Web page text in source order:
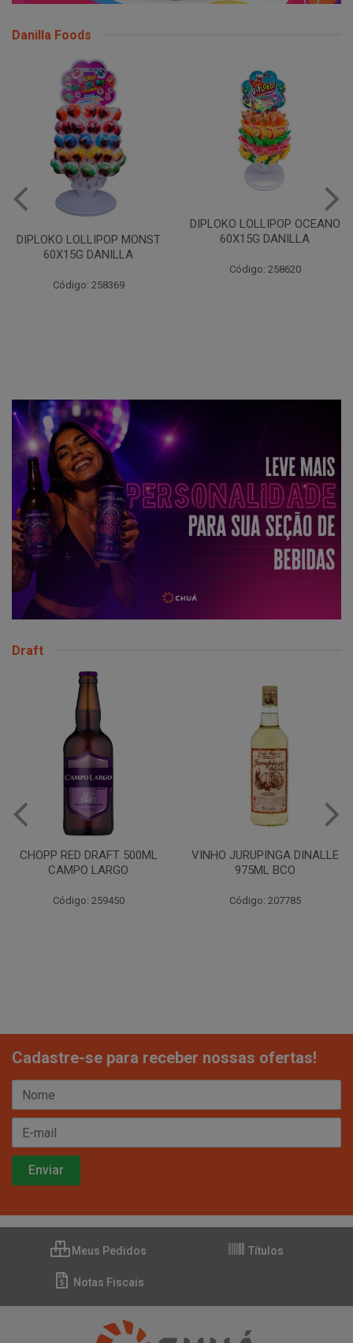
Danilla Foods
DIPLOKO LOLLIPOP MONST
60X15G DANILLA
Código: 258369
DIPLOKO LOLLIPOP OCEANO
60X15G DANILLA
Código: 258620
Draft
CHOPP RED DRAFT 500ML
CAMPO LARGO
Código: 259450
VINHO JURUPINGA DINALLE
975ML BCO
Código: 207785
Cadastre-se para receber nossas ofertas!
Meus Pedidos Títulos
Notas Fiscais